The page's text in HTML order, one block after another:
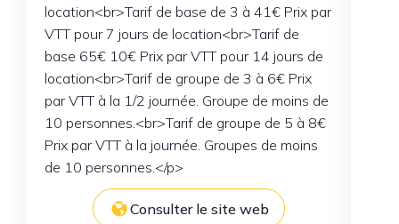
location<br>Tarif de base de 3 à 41€ Prix par
VTT pour 7 jours de location<br>Tarif de
base 65€ 10€ Prix par VTT pour 14 jours de
location<br>Tarif de groupe de 3 à 6€ Prix
par VTT à la 1/2 journée. Groupe de moins de
10 personnes.<br>Tarif de groupe de 5 à 8€
Prix par VTT à la journée. Groupes de moins
de 10 personnes.</p>
Consulter le site web